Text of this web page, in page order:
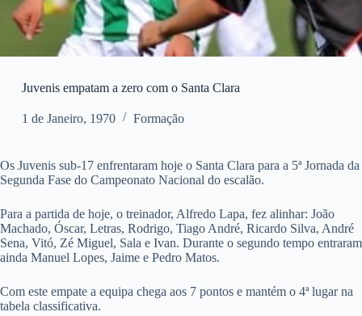
Juvenis empatam a zero com o Santa Clara
1 de Janeiro, 1970 Formação
Os Juvenis sub-17 enfrentaram hoje o Santa Clara para a 5ª Jornada da
Segunda Fase do Campeonato Nacional do escalão.
Para a partida de hoje, o treinador, Alfredo Lapa, fez alinhar: João
Machado, Óscar, Letras, Rodrigo, Tiago André, Ricardo Silva, André
Sena, Vitó, Zé Miguel, Sala e Ivan. Durante o segundo tempo entraram
ainda Manuel Lopes, Jaime e Pedro Matos.
Com este empate a equipa chega aos 7 pontos e mantém o 4ª lugar na
tabela classificativa.